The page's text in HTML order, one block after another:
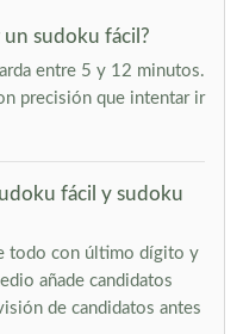
un sudoku fácil?
entre 5 y 12 minutos.
precisión que intentar ir
fácil y sudoku
todo con último dígito y
añade candidatos
de candidatos antes